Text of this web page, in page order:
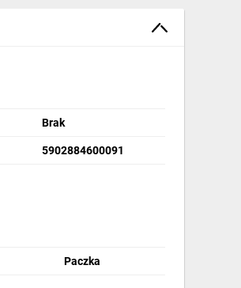
Brak
5902884600091
Paczka